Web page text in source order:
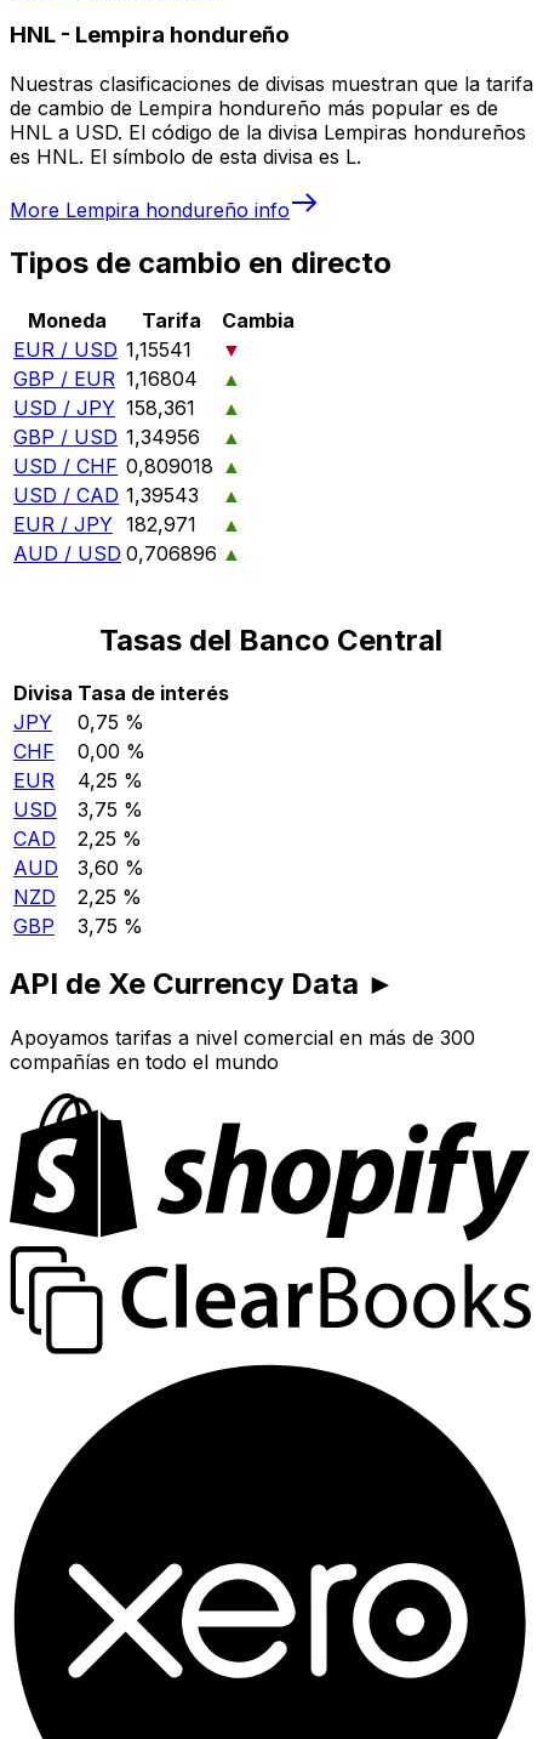
HNL - Lempira hondureño
Nuestras clasificaciones de divisas muestran que la tarifa
de cambio de Lempira hondureño más popular es de
HNL a USD. El código de la divisa Lempiras hondureños
es HNL. El símbolo de esta divisa es L.
More Lempira hondureño info
Tipos de cambio en directo
Moneda Tarifa
Cambia
EUR / USD 1,15541
▼
GBP / EUR 1,16804
▲
USD / JPY 158,361
▲
GBP / USD 1,34956
▲
USD / CHF 0,809018 ▲
USD / CAD 1,39543
▲
EUR / JPY 182,971
▲
AUD / USD 0,706896 ▲
Tasas del Banco Central
Divisa Tasa de interés
JPY
0,75 %
CHF
0,00 %
EUR
4,25 %
USD
3,75 %
CAD
2,25 %
AUD
3,60 %
NZD
2,25 %
GBP
3,75 %
API de Xe Currency Data ►
Apoyamos tarifas a nivel comercial en más de 300
compañías en todo el mundo